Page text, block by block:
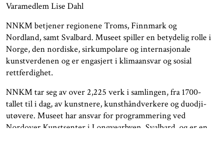
Varamedlem Lise Dahl
NNKM betjener regionene Troms, Finnmark og
Nordland, samt Svalbard. Museet spiller en betydelig rolle i
Norge, den nordiske, sirkumpolare og internasjonale
kunstverdenen og er engasjert i klimaansvar og sosial
rettferdighet.
NNKM tar seg av over 2,225 verk i samlingen, fra 1700-
tallet til i dag, av kunstnere, kunsthåndverkere og duodji-
utøvere. Museet har ansvar for programmering ved
Nordover Kunstsenter i Longyearbyen, Svalbard, og er en